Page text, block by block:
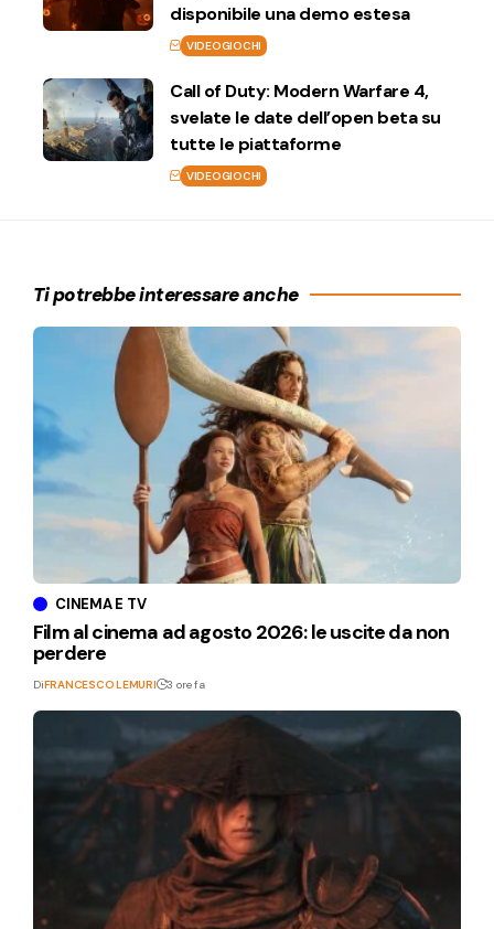
disponibile una demo estesa
VIDEOGIOCHI
Call of Duty: Modern Warfare 4,
svelate le date dell’open beta su
tutte le piattaforme
VIDEOGIOCHI
Ti potrebbe interessare anche
CINEMA E TV
Film al cinema ad agosto 2026: le uscite da non
perdere
DiFRANCESCO LEMURI 3 ore fa